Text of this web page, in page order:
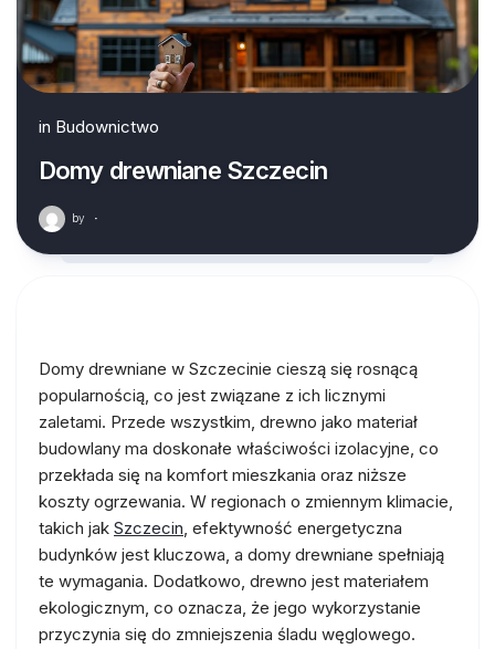
in Budownictwo
Domy drewniane Szczecin
by ·
Domy drewniane w Szczecinie cieszą się rosnącą
popularnością, co jest związane z ich licznymi
zaletami. Przede wszystkim, drewno jako materiał
budowlany ma doskonałe właściwości izolacyjne, co
przekłada się na komfort mieszkania oraz niższe
koszty ogrzewania. W regionach o zmiennym klimacie,
takich jak Szczecin, efektywność energetyczna
budynków jest kluczowa, a domy drewniane spełniają
te wymagania. Dodatkowo, drewno jest materiałem
ekologicznym, co oznacza, że jego wykorzystanie
przyczynia się do zmniejszenia śladu węglowego.